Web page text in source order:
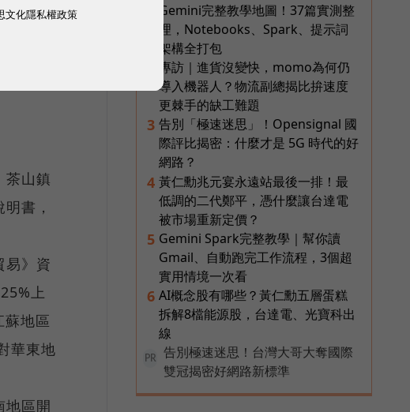
茶山鎮
書，
易》資
上
地區
華東地
地區開
Gemini完整教學地圖！37篇實測整
理，Notebooks、Spark、提示詞
架構全打包
專訪｜進貨沒變快，momo為何仍
導入機器人？物流副總揭比拚速度
更棘手的缺工難題
3 告別「極速迷思」！Opensignal 國
際評比揭密：什麼才是 5G 時代的好
網路？
4 黃仁勳兆元宴永遠站最後一排！最
低調的二代鄭平，憑什麼讓台達電
被市場重新定價？
5 Gemini Spark完整教學｜幫你讀
Gmail、自動跑完工作流程，3個超
實用情境一次看
6 AI概念股有哪些？黃仁勳五層蛋糕
拆解8檔能源股，台達電、光寶科出
線
PR
告別極速迷思！台灣大哥大奪國際
雙冠揭密好網路新標準
文化隱私權政策